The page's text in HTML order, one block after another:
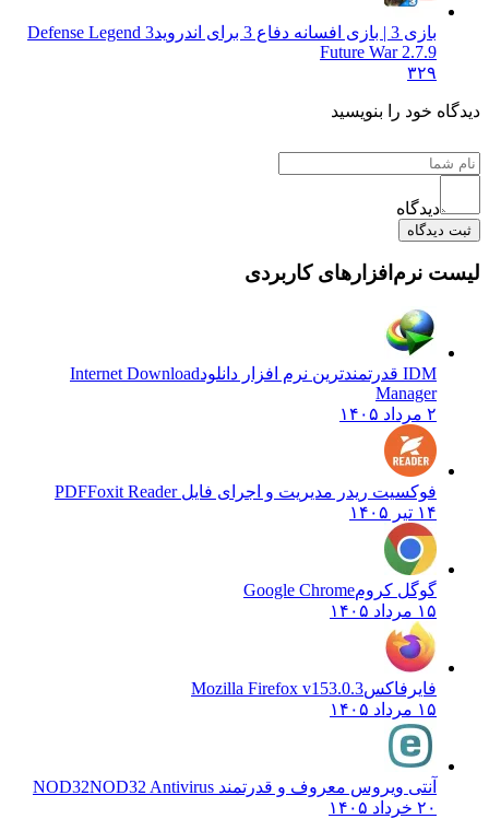
بازی 3 | بازی افسانه دفاع 3 برای اندروید
Defense Legend 3
Future War 2.7.9
۳۲۹
دیدگاه خود را بنویسید
دیدگاه
ثبت دیدگاه
لیست نرم‌افزارهای کاربردی
IDM قدرتمندترین نرم افزار دانلود
Internet Download
Manager
۲ مرداد ۱۴۰۵
فوکسیت ریدر مدیریت و اجرای فایل PDFFoxit Reader
۱۴ تیر ۱۴۰۵
گوگل کرومGoogle Chrome
۱۵ مرداد ۱۴۰۵
فایرفاکسMozilla Firefox v153.0.3
۱۵ مرداد ۱۴۰۵
آنتی ویروس معروف و قدرتمند NOD32 NOD32 Antivirus
۲۰ خرداد ۱۴۰۵